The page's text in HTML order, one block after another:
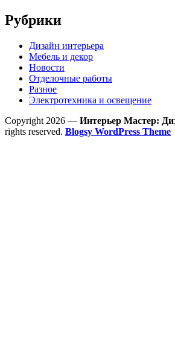
Рубрики
Дизайн интерьера
Мебель и декор
Новости
Отделочные работы
Разное
Электротехника и освещение
Copyright 2026 — Интерьер Мастер:
rights reserved. Blogsy WordPress Theme